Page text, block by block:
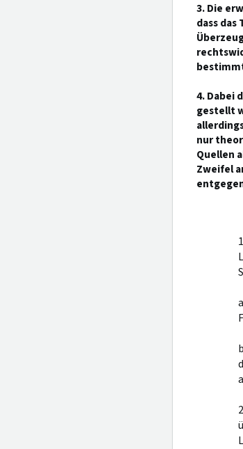
3. Die
dass
4. Dabei
gestellt
nur
Quellen
Zweifel